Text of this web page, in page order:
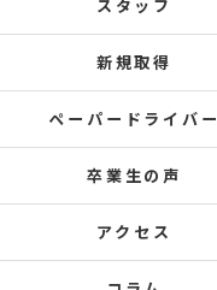
スタッフ
新規取得
ペーパードライバー
卒業生の声
アクセス